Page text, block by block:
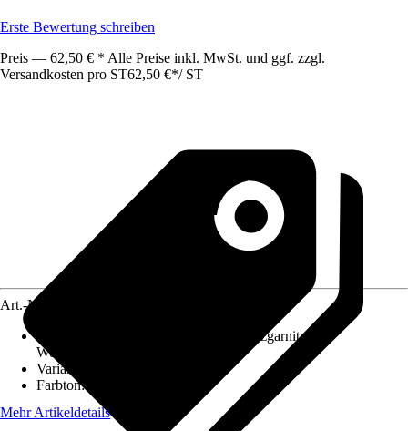
Erste Bewertung schreiben
Preis — 62,50 € * Alle Preise inkl. MwSt. und ggf. zzgl.
Versandkosten pro ST62,50 €*/ ST
Art.-Nr.
Langschildgarnitur, Schutzgarnitur,
Wechselgarnitur
Variante
Farbton:
Mehr Artikeldetails